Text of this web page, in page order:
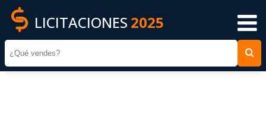
LICITACIONES 2025